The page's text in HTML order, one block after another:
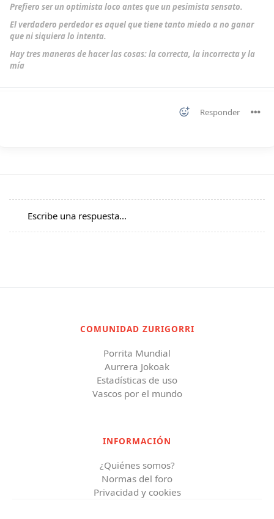
Prefiero ser un optimista loco antes que un pesimista sensato.
El verdadero perdedor es aquel que tiene tanto miedo a no ganar
que ni siquiera lo intenta.
Hay tres maneras de hacer las cosas: la correcta, la incorrecta y la
mía
Responder
Escribe una respuesta...
COMUNIDAD ZURIGORRI
Porrita Mundial
Aurrera Jokoak
Estadísticas de uso
Vascos por el mundo
INFORMACIÓN
¿Quiénes somos?
Normas del foro
Privacidad y cookies